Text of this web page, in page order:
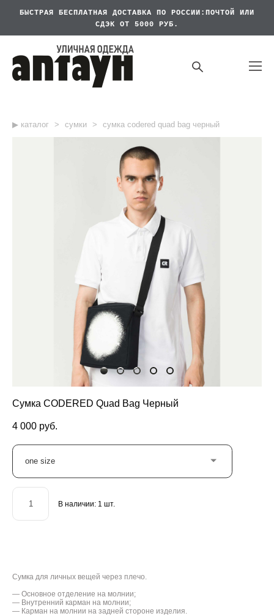
БЫСТРАЯ БЕСПЛАТНАЯ
ДОСТАВКА ПО РОССИИ:ПОЧТОЙ ИЛИ
СДЭК ОТ 5000 РУБ.
▶︎ каталог > сумки > сумка codered quad bag черный
Сумка CODERED Quad Bag Черный
4 000 pуб.
one size
В наличии: 1 шт.
Сумка для личных вещей через плечо.
— Основное отделение на молнии;
— Внутренний карман на молнии;
— Карман на молнии на задней стороне изделия.